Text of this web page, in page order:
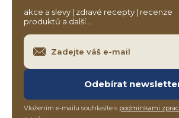
akce a slevy | zdravé recepty | recenze
produktů a další…
Odebírat
Vložením e-mailu souhlasíte s podmínkami